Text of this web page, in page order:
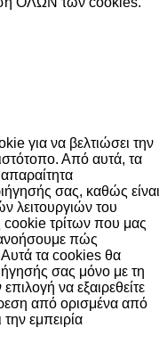
για να βελτιώσει την
Από αυτά, τα
σας, καθώς είναι
λειτουργιών του
cookie τρίτων που μας
πώς
Αυτά τα cookies θα
σας μόνο με τη
να εξαιρεθείτε
από ορισμένα από
εμπειρία